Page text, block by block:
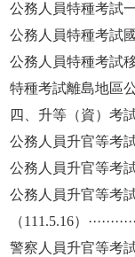
公務人員特種考試一
公務人員特種考試
公務人員特種考試移
特種考試離島地區公
四、升等（資）考
公務人員升官等考試法（
公務人員升官等考試
公務人員升官等考
（111.5.16）
警察人員升官等考試規